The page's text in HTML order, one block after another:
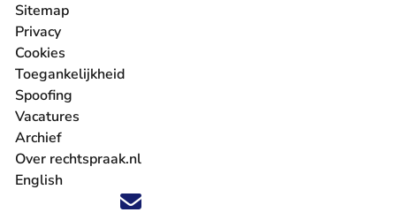
Volg ons op X (Twitter) - U verlaat Rechtspraak.nl
Volg ons op Facebook - U verlaat Rechtspraak.nl
Volg ons op Instagram - U verlaat Rechtspraak.nl
Volg ons op Youtube - U verlaat Rechtspraak.nl
Volg ons op LinkedIn - U verlaat
'Blijf op de hoogte' nieuwsbrief - U verlaat
Sitemap
Privacy
Cookies
Toegankelijkheid
Spoofing
Vacatures
- U verlaat Rechtspraak.nl
Archief
Over rechtspraak.nl
English